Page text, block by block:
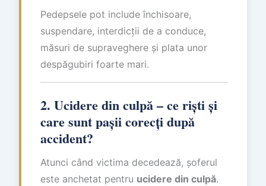
Pedepsele pot include închisoare,
suspendare, interdicții de a conduce,
măsuri de supraveghere și plata unor
despăgubiri foarte mari.
2. Ucidere din culpă – ce riști și
care sunt pașii corecți după
accident?
Atunci când victima decedează, șoferul
este anchetat pentru ucidere din culpă.